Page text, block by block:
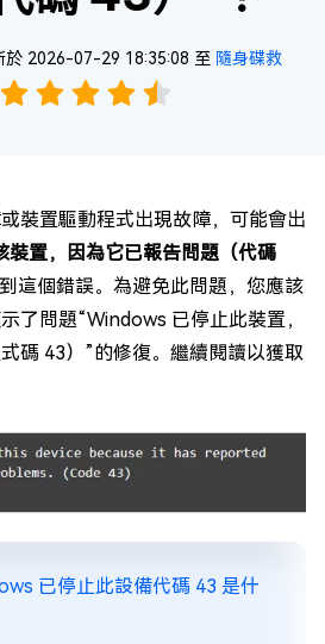
於 2026-07-29 18:35:08 至 隨身碟救
裝置驅動程式出現故障，可能會出
置，因為它已報告問題（代碼
這個錯誤。為避免此問題，您應該
了問題“Windows 已停止此裝置，
碼 43）”的修復。繼續閱讀以獲取
已停止此設備代碼 43 是什